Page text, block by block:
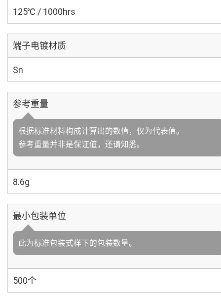
125℃ / 1000hrs
端子电镀材质
Sn
参考重量
根据标准材料构成计算出的数值，仅为代表值。
参考重量并非是保证值，还请知悉。
8.6g
最小包装单位
此为标准包装式样下的包装数量。
500个